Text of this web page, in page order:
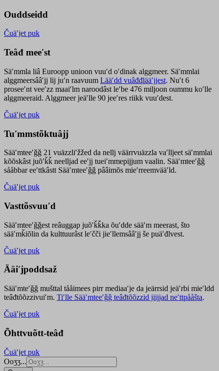
Ouddseidd
Čuäʹjet puk
Teâđ meeʹst
Säʹmmla liâ Euroopp unioon vuuʹd oʹdinak alggmeer. Säʹmmlai
alggmeersââʹjj lij juʹn raavuum Lääʹdd vuâđđlääʹjjest. Nuʹt 6
proseeʹnt veeʹzz maaiʹlm naroodâst leʹbe 476 miljoon oummu koʹlle
alggmeeraid. Alggmeer jeäʹlle 90 jeeʹres riikk vuuʹdest.
Čuäʹjet puk
Tuʹmmstõktuâjj
Sääʹmteeʹǧǧ 21 vuäzzliʹžžed da nellj väärrvuäzzla vaʹlljeet säʹmmlai
kõõskâst juõʹǩǩ neelljad eeʹjj tueiʹmmepijjum vaalin. Sääʹmteeʹǧǧ
sååbbar eeʹttkâstt Sääʹmteeʹǧǧ pââimõs mieʹrreemvääʹld.
Čuäʹjet puk
Vasttõsvuuʹd
Sääʹmteeʹǧǧest reâuggap juõʹǩǩka õuʹdde sääʹm meerast, što
sääʹmǩiõlin da kulttuurâst leʹčči jieʹllemsââʹjj še puäʹđlvest.
Čuäʹjet puk
Ääiʹjpoddsaž
Sääʹmteʹǧǧ mušttal tååimees pirr mediaaʹje da jeärrsid jeäʹrbi mieʹldd
teâđtõõzzivuiʹm. Tiʹlle Sääʹmteeʹǧǧ teâđtõõzzid jiijjad neʹttpååšta.
Čuäʹjet puk
Õhttvuõtt-teâđ
Čuäʹjet puk
Ooʒʒ...